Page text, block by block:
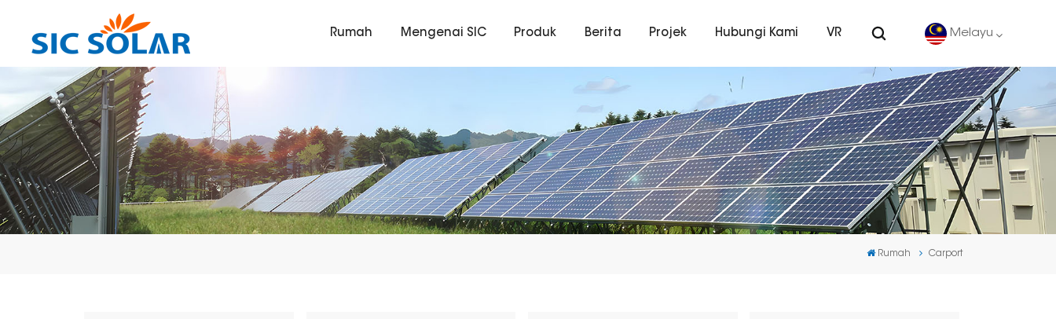
Rumah Mengenai SIC Produk Berita Projek Hubungi Kami VR Melayu
English
Deutsch
español
português
Rumah Carport